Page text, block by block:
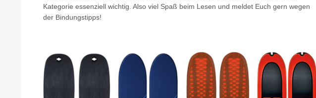
Kategorie essenziell wichtig. Also viel Spaß beim Lesen und meldet Euch gern wegen
der Bindungstipps!